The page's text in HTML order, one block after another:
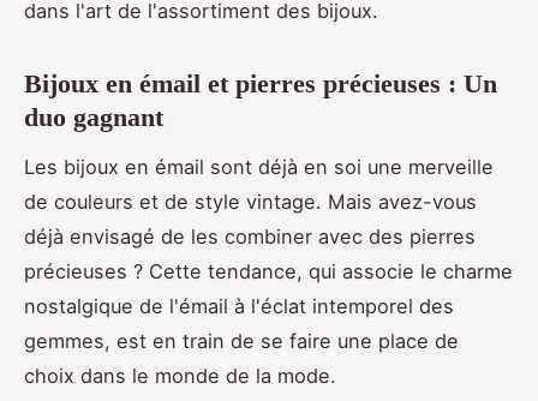
dans l'art de l'assortiment des bijoux.
Bijoux en émail et pierres précieuses : Un
duo gagnant
Les bijoux en émail sont déjà en soi une merveille
de couleurs et de style vintage. Mais avez-vous
déjà envisagé de les combiner avec des pierres
précieuses ? Cette tendance, qui associe le charme
nostalgique de l'émail à l'éclat intemporel des
gemmes, est en train de se faire une place de
choix dans le monde de la mode.